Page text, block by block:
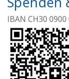
IBAN CH30